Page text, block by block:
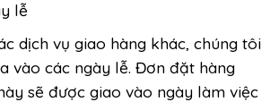
lễ
dịch vụ giao hàng khác, chúng tôi
vào các ngày lễ. Đơn đặt hàng
sẽ được giao vào ngày làm việc